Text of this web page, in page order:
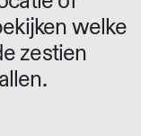
welke
zestien